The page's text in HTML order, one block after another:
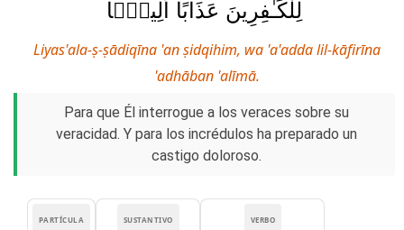
لِلْكَـٰفِرِينَ عَذَابًا أَلِيمًۭا
Liyas'ala-ṣ-ṣādiqīna 'an ṣidqihim, wa 'a'adda lil-kāfirīna
'adhāban 'alīmā.
Para que Él interrogue a los veraces sobre su
veracidad. Y para los incrédulos ha preparado un
castigo doloroso.
VERBO
SUSTANTIVO
PARTÍCULA